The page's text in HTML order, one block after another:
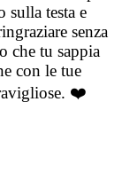
sulla testa e
senza
che tu sappia
con le tue
❤️